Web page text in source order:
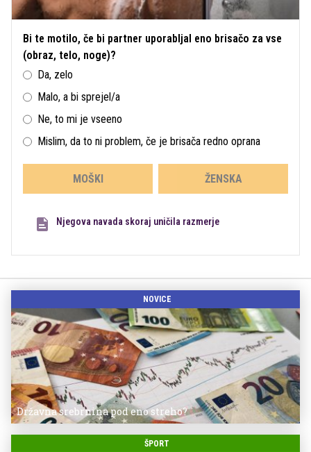
Bi te motilo, če bi partner uporabljal eno brisačo za vse
(obraz, telo, noge)?
Da, zelo
Malo, a bi sprejel/a
Ne, to mi je vseeno
Mislim, da to ni problem, če je brisača redno oprana
MOŠKI ŽENSKA
Njegova navada skoraj uničila razmerje
NOVICE
Državna srebrnina pod eno streho?
ŠPORT